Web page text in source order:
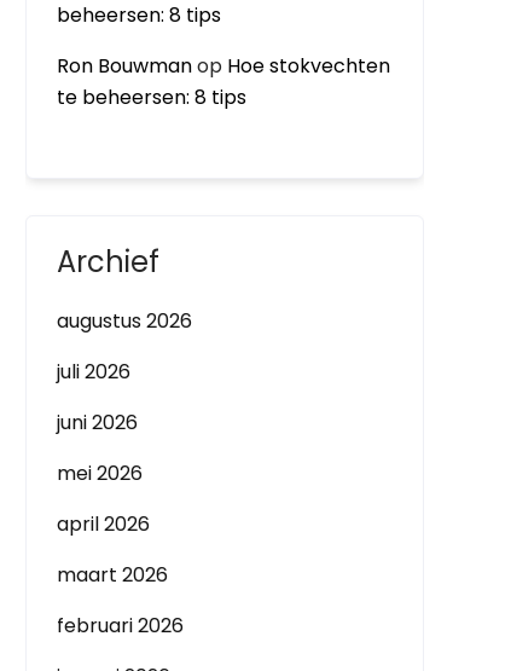
beheersen: 8 tips
Ron Bouwmanop Hoe stokvechten
te beheersen: 8 tips
Archief
augustus 2026
juli 2026
juni 2026
mei 2026
april 2026
maart 2026
februari 2026